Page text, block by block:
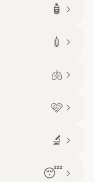
🧴
💉
🫁
🩷
🔬
😴